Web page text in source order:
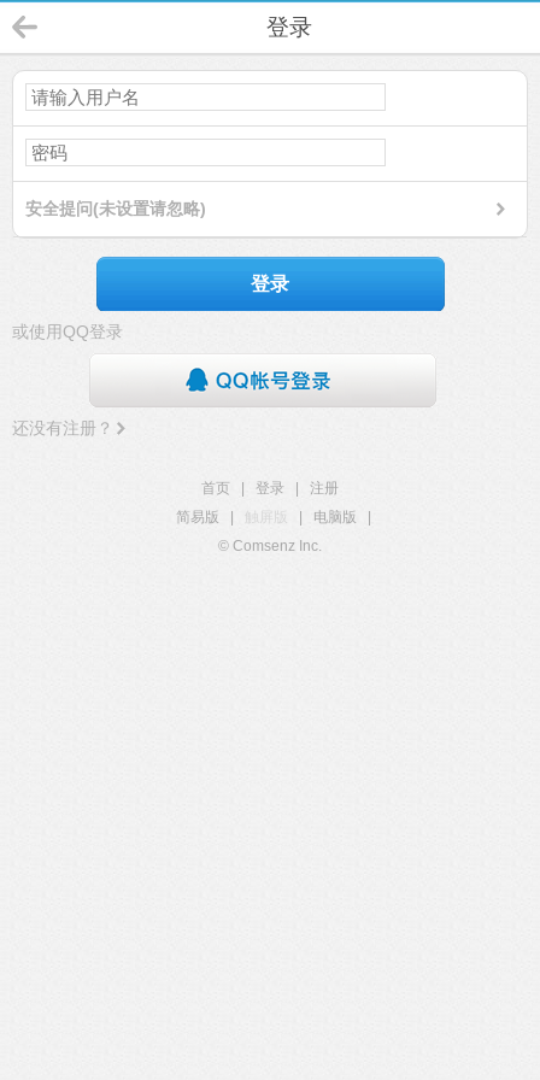
登录
安全提问(未设置请忽略)
登录
或使用QQ登录
还没有注册？
首页 登录
注册
简易版
触屏版 电脑版
© Comsenz Inc.